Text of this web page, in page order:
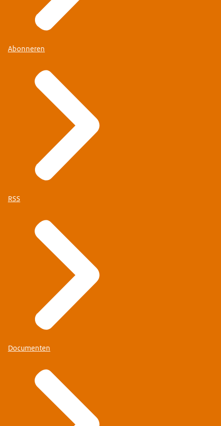
Abonneren
RSS
Documenten